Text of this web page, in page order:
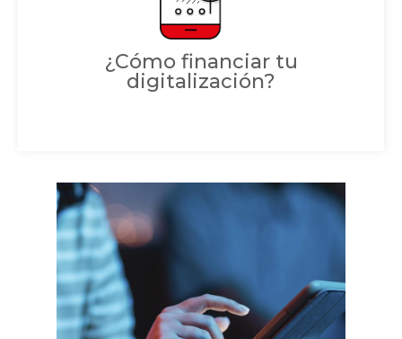
¿Cómo financiar tu
digitalización?